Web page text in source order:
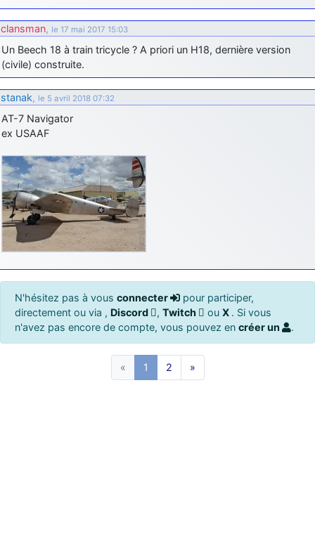
clansman, le 17 mai 2017 15:03
Un Beech 18 à train tricycle ? A priori un H18, dernière version
(civile) construite.
stanak, le 5 avril 2018 07:32
AT-7 Navigator
ex USAAF
N'hésitez pas à vous connecter
pour participer,
directement ou via , Discord , Twitch ou X . Si vous
n'avez pas encore de compte, vous pouvez en créer un .
« 1 2 »